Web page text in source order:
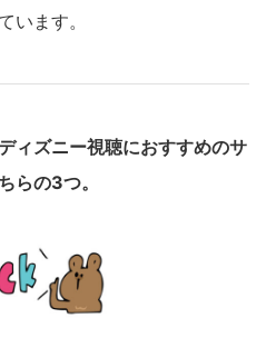
います。
ィズニー視聴におすすめのサ
らの3つ。